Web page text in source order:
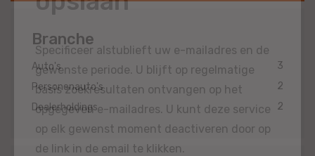
Branche
Auto's
3
Personenauto's
2
Dealerholdings
2
Specificeer alstublieft uw e-mailadres en de
gewenste periode. U blijft op regelmatige
basis zoekresultaten ontvangen op het
opgegeven e-mailadres. U kunt deze service
op elk gewenst moment deactiveren door op
de link in de email te klikken.